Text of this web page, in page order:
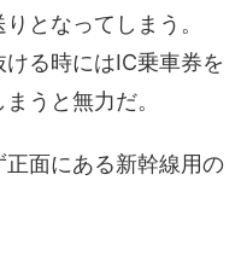
となってしまう。
る時にはIC乗車券を
うと無力だ。
面にある新幹線用の